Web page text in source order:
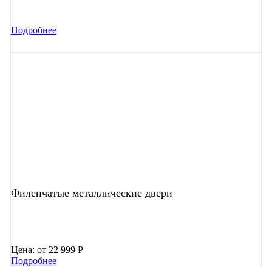
Подробнее
Филенчатые металлические двери
Цена: от 22 999 Р
Подробнее